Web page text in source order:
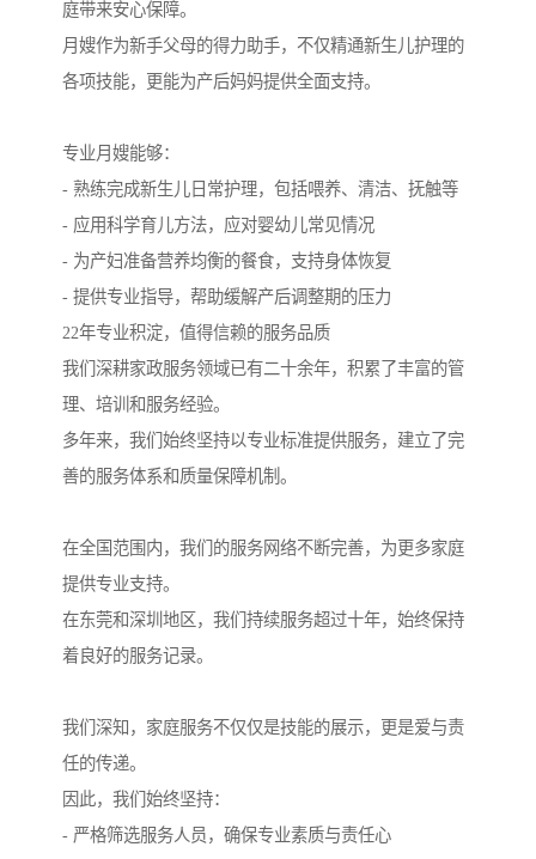
庭带来安心保障。
月嫂作为新手父母的得力助手，不仅精通新生儿护理的
各项技能，更能为产后妈妈提供全面支持。
专业月嫂能够：
- 熟练完成新生儿日常护理，包括喂养、清洁、抚触等
- 应用科学育儿方法，应对婴幼儿常见情况
- 为产妇准备营养均衡的餐食，支持身体恢复
- 提供专业指导，帮助缓解产后调整期的压力
22年专业积淀，值得信赖的服务品质
我们深耕家政服务领域已有二十余年，积累了丰富的管
理、培训和服务经验。
多年来，我们始终坚持以专业标准提供服务，建立了完
善的服务体系和质量保障机制。
在全国范围内，我们的服务网络不断完善，为更多家庭
提供专业支持。
在东莞和深圳地区，我们持续服务超过十年，始终保持
着良好的服务记录。
我们深知，家庭服务不仅仅是技能的展示，更是爱与责
任的传递。
因此，我们始终坚持：
- 严格筛选服务人员，确保专业素质与责任心